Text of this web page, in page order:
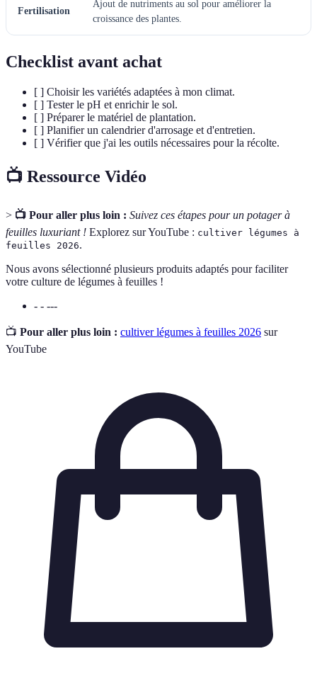
Fertilisation
Ajout de nutriments au sol pour améliorer la
croissance des plantes.
Checklist avant achat
[ ] Choisir les variétés adaptées à mon climat.
[ ] Tester le pH et enrichir le sol.
[ ] Préparer le matériel de plantation.
[ ] Planifier un calendrier d'arrosage et d'entretien.
[ ] Vérifier que j'ai les outils nécessaires pour la récolte.
📺 Ressource Vidéo
> 📺 Pour aller plus loin : Suivez ces étapes pour un potager à
feuilles luxuriant ! Explorez sur YouTube : cultiver légumes à
feuilles 2026.
Nous avons sélectionné plusieurs produits adaptés pour faciliter
votre culture de légumes à feuilles !
- - ---
📺 Pour aller plus loin : cultiver légumes à feuilles 2026 sur
YouTube